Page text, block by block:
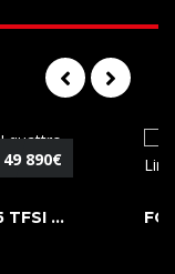
49 890€
AUDI RS 3 SPORTBACK 2.5 TFSI QUATTR ...